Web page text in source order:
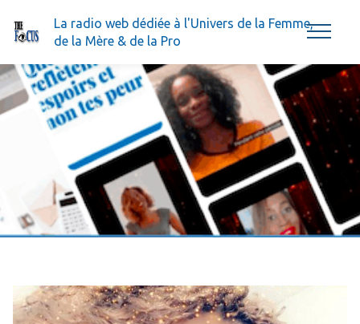
La radio web dédiée à l'Univers de la Femme,
de la Mère & de la Pro